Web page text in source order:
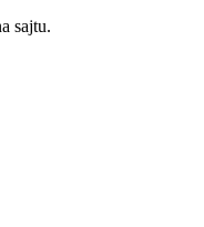
sajtu.